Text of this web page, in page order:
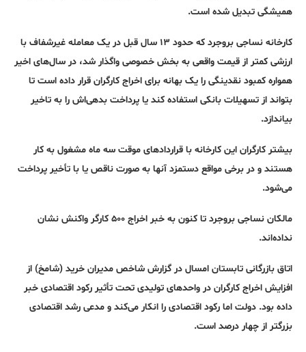
همیشگی تبدیل شده است.
کارخانه نساجی بروجرد که حدود ۱۳ سال قبل در یک معامله غیرشفاف با
ارزشی کمتر از قیمت واقعی به بخش خصوصی واگذار شد، در سال‌های اخیر
همواره کمبود نقدینگی را یک بهانه برای اخراج کارگران قرار داده است تا
بتواند از تسهیلات بانکی استفاده کند یا پرداخت بدهی‌اش را به تاخیر
بیاندازد.
بیشتر کارگران این کارخانه با قراردادهای موقت سه ماه مشغول به کار
هستند و در برخی مواقع دستمزد آنها به صورت ناقص یا با تأخیر پرداخت
می‌شود.
مالکان نساجی بروجرد تا کنون به خبر اخراج ۵۰۰ کارگر واکنش نشان
نداده‌اند.
اتاق بازرگانی تابستان امسال در گزارش شاخص مدیران خرید (شامخ) از
افزایش اخراج کارگران در واحدهای تولیدی تحت تأثیر رکود اقتصادی خبر
داده بود. دولت اما رکود اقتصادی را انکار می‌کند و مدعی رشد اقتصادی
بزرگتر از چهار درصد است.